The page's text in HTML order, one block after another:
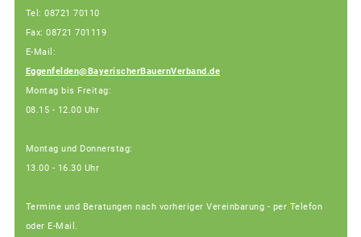
Tel: 08721 70110
Fax: 08721 701119
E-Mail:
Eggenfelden@BayerischerBauernVerband.de
Montag bis Freitag:
08.15 - 12.00 Uhr
Montag und Donnerstag:
13.00 - 16.30 Uhr
Termine und Beratungen nach vorheriger Vereinbarung - per Telefon
oder E-Mail.